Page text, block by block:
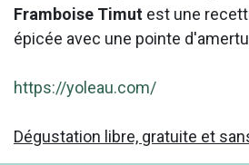
Framboise Timut est une
épicée avec une pointe
https://yoleau.com/
Dégustation libre, gratuite et